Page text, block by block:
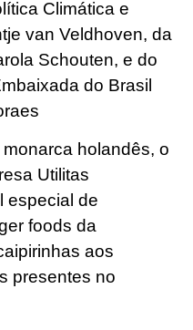
Climática e
van Veldhoven, da
Schouten, e do
do Brasil
holandês, o
Utilitas
especial de
foods da
aos
presentes no